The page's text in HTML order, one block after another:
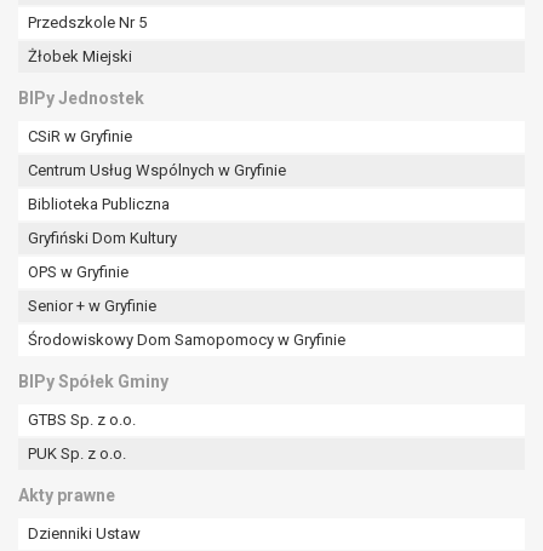
Przedszkole Nr 5
Żłobek Miejski
BIPy Jednostek
CSiR w Gryfinie
Centrum Usług Wspólnych w Gryfinie
Biblioteka Publiczna
Gryfiński Dom Kultury
OPS w Gryfinie
Senior + w Gryfinie
Środowiskowy Dom Samopomocy w Gryfinie
BIPy Spółek Gminy
GTBS Sp. z o.o.
PUK Sp. z o.o.
Akty prawne
Dzienniki Ustaw